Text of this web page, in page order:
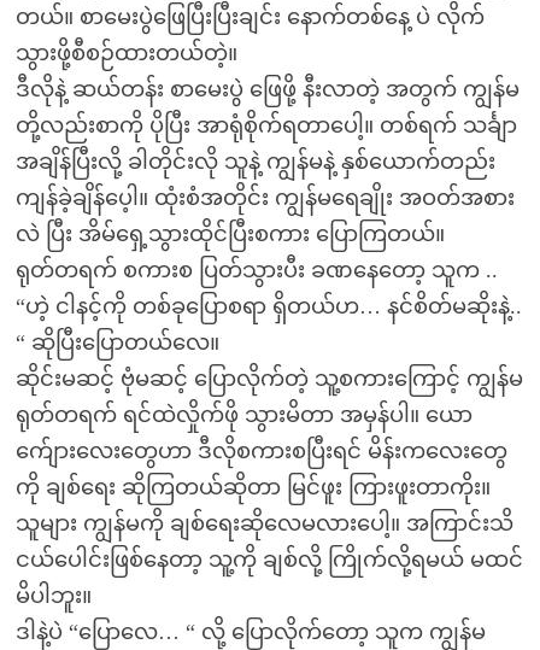
တယ်။ စာမေးပွဲဖြေပြီးပြီးချင်း နောက်တစ်နေ့ ပဲ လိုက်
သွားဖို့စီစဉ်ထားတယ်တဲ့။
ဒီလိုနဲ့ ဆယ်တန်း စာမေးပွဲ ဖြေဖို့ နီးလာတဲ့ အတွက် ကျွန်မ
တို့လည်းစာကို ပိုပြီး အာရုံစိုက်ရတာပေါ့။ တစ်ရက် သင်္ချာ
အချိန်ပြီးလို့ ခါတိုင်းလို သူနဲ့ ကျွန်မနဲ့ နှစ်ယောက်တည်း
ကျန်ခဲ့ချိန်ပေ့ါ။ ထုံးစံအတိုင်း ကျွန်မရေချိုး အဝတ်အစား
လဲ ပြီး အိမ်ရှေ့သွားထိုင်ပြီးစကား ပြောကြတယ်။
ရုတ်တရက် စကားစ ပြတ်သွားပီး ခဏနေတော့ သူက ..
“ဟဲ့ ငါနင့်ကို တစ်ခုပြောစရာ ရှိတယ်ဟ… နင်စိတ်မဆိုးနဲ့..
“ ဆိုပြီးပြောတယ်လေ။
ဆိုင်းမဆင့် ဗုံမဆင့် ပြောလိုက်တဲ့ သူ့စကားကြောင့် ကျွန်မ
ရုတ်တရက် ရင်ထဲလှိုက်ဖို သွားမိတာ အမှန်ပါ။ ယော
က်ျေားလေးတွေဟာ ဒီလိုစကားစပြီးရင် မိန်းကလေးတွေ
ကို ချစ်ရေး ဆိုကြတယ်ဆိုတာ မြင်ဖူး ကြားဖူးတာကိုး။
သူများ ကျွန်မကို ချစ်ရေးဆိုလေမလားပေါ့။ အကြာင်းသိ
ငယ်ပေါင်းဖြစ်နေတာ့ သူ့ကို ချစ်လို့ ကြိုက်လို့ရမယ် မထင်
မိပါဘူး။
ဒါနဲ့ပဲ “ပြောလေ… “ လို့ ပြောလိုက်တော့ သူက ကျွန်မ